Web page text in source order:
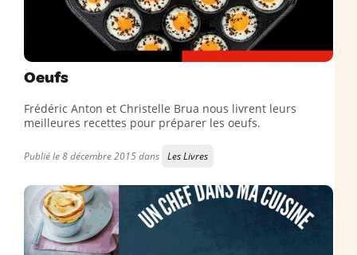
Oeufs
Frédéric Anton et Christelle Brua nous livrent leurs
meilleures recettes pour préparer les oeufs.
Publié le 8 décembre 2015 dans Les Livres